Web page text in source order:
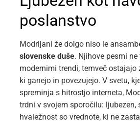
poslanstvo
Modrijani že dolgo niso le
slovenske duše. Njihove pesmi
modernimi trendi, temveč ostajajo
ki ganejo in povezujejo. V svetu,
spreminja s hitrostjo interneta,
trdni v svojem sporočilu: ljubezen,
hvaležnost so vrednote, ki ne